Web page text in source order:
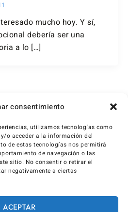
consentimiento
utilizamos tecnologías como
o acceder a la información del
de estas tecnologías nos permitirá
de navegación o las
sitio. No consentir o retirar el
negativamente a ciertas
ACEPTAR
mucho hoy. Y sí,
debería ser una
a lo […]
Siguiente